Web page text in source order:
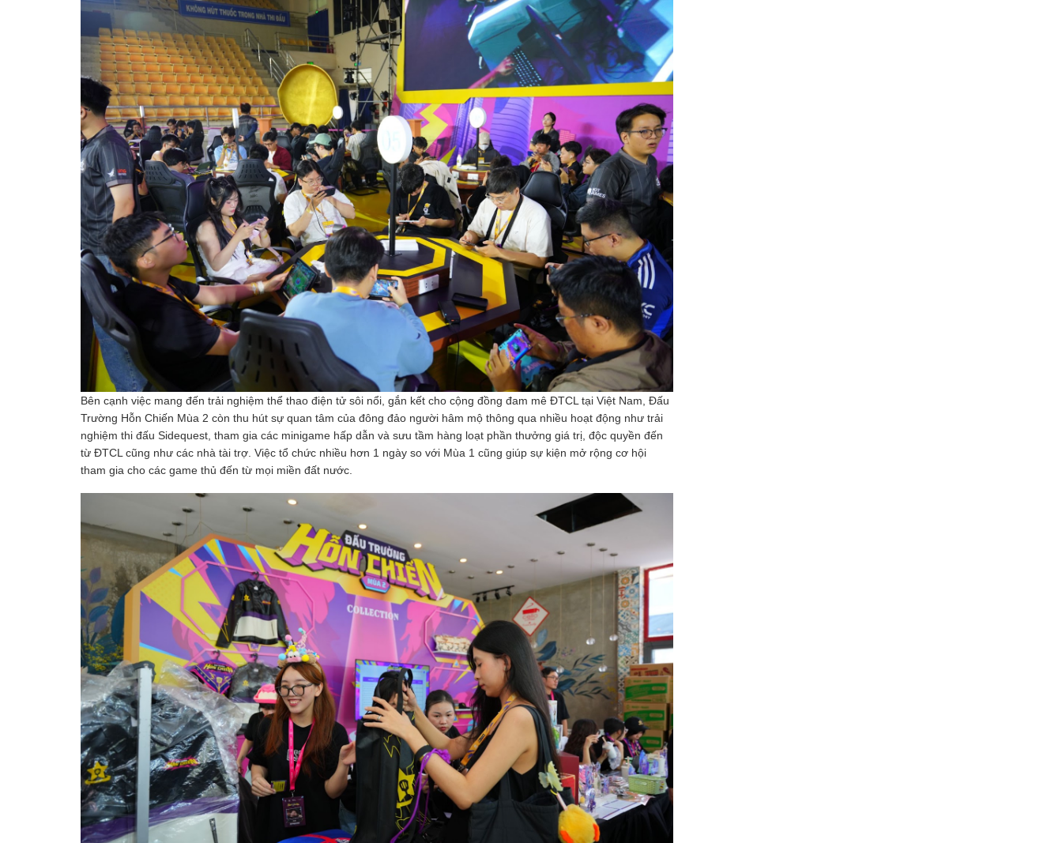
Bên cạnh việc mang đến trải nghiệm thể thao điện tử sôi nổi, gắn kết cho cộng đồng đam mê ĐTCL tại Việt Nam, Đấu
Trường Hỗn Chiến Mùa 2 còn thu hút sự quan tâm của đông đảo người hâm mộ thông qua nhiều hoạt động như trải
nghiệm thi đấu Sidequest, tham gia các minigame hấp dẫn và sưu tầm hàng loạt phần thưởng giá trị, độc quyền đến
từ ĐTCL cũng như các nhà tài trợ. Việc tổ chức nhiều hơn 1 ngày so với Mùa 1 cũng giúp sự kiện mở rộng cơ hội
tham gia cho các game thủ đến từ mọi miền đất nước.